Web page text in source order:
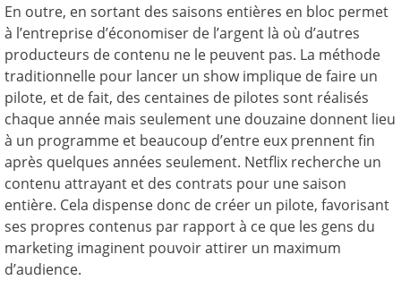
En outre, en sortant des saisons entières en bloc permet
à l’entreprise d’économiser de l’argent là où d’autres
producteurs de contenu ne le peuvent pas. La méthode
traditionnelle pour lancer un show implique de faire un
pilote, et de fait, des centaines de pilotes sont réalisés
chaque année mais seulement une douzaine donnent lieu
à un programme et beaucoup d’entre eux prennent fin
après quelques années seulement. Netflix recherche un
contenu attrayant et des contrats pour une saison
entière. Cela dispense donc de créer un pilote, favorisant
ses propres contenus par rapport à ce que les gens du
marketing imaginent pouvoir attirer un maximum
d’audience.